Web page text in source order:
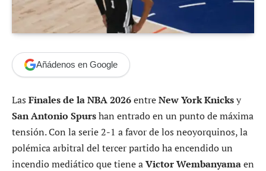
Añádenos en Google
Las Finales de la NBA 2026entreNew York Knicksy
San Antonio Spurshan entrado en un punto de máxima
tensión. Con la serie 2-1 a favor de los neoyorquinos, la
polémica arbitral del tercer partido ha encendido un
incendio mediático que tiene aVictor Wembanyamaen